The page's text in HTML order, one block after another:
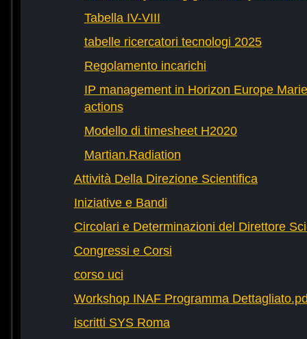
Tabella IV-VIII
tabelle ricercatori tecnologi 2025
Regolamento incarichi
IP management in Horizon Europe
actions
Modello di timesheet H2020
Martian.Radiation
Attività Della Direzione Scientifica
Iniziative e Bandi
Circolari e Determinazioni del Direttore
Congressi e Corsi
corso uci
Workshop INAF Programma
iscritti SYS Roma